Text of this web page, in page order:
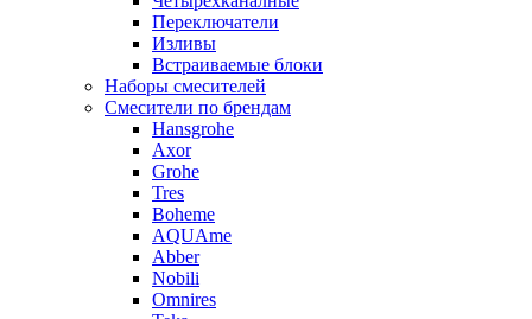
Переключатели
Изливы
Встраиваемые блоки
Наборы смесителей
Смесители по брендам
Hansgrohe
Axor
Grohe
Tres
Boheme
AQUAme
Abber
Nobili
Omnires